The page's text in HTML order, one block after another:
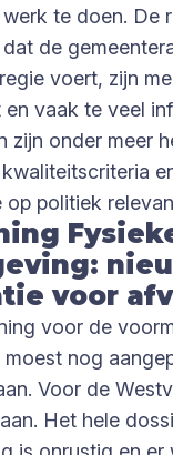
te doen. De
de
voert, zijn
vaak te veel
zijn onder meer
politiek
voor
voor de
nog
Voor de
Het hele